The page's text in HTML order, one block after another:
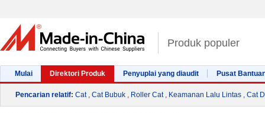
Produk populer
Mulai Direktori Produk Penyuplai yang diaudit Pusat
Pencarian relatif: Cat, Cat Bubuk , Roller Cat, Keamanan Lalu Lintas , Cat